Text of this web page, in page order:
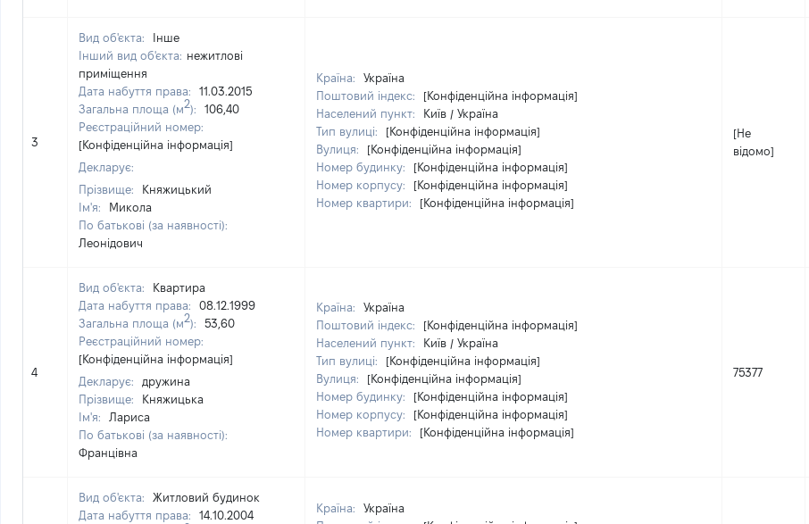
3
Вид об'єкта:
Інше
Інший вид об'єкта: нежитлові
приміщення
Дата набуття права:
11.03.2015
Загальна площа (м2):
106,40
Реєстраційний номер:
[Конфіденційна інформація]
Декларує:
Прізвище:
Княжицький
Ім'я:
Микола
По батькові (за наявності):
Леонідович
Країна:
Україна
Поштовий індекс:
[Конфіденційна інформація]
Населений пункт:
Київ / Україна
Тип вулиці:
[Конфіденційна інформація]
Вулиця:
[Конфіденційна інформація]
Номер будинку:
[Конфіденційна інформація]
Номер корпусу:
[Конфіденційна інформація]
Номер квартири:
[Конфіденційна інформація]
[Не
відомо]
4
Вид об'єкта:
Квартира
Дата набуття права:
08.12.1999
Загальна площа (м2):
53,60
Реєстраційний номер:
[Конфіденційна інформація]
Декларує:
дружина
Прізвище:
Княжицька
Ім'я:
Лариса
По батькові (за наявності):
Францівна
Країна:
Україна
Поштовий індекс:
[Конфіденційна інформація]
Населений пункт:
Київ / Україна
Тип вулиці:
[Конфіденційна інформація]
Вулиця:
[Конфіденційна інформація]
Номер будинку:
[Конфіденційна інформація]
Номер корпусу:
[Конфіденційна інформація]
Номер квартири:
[Конфіденційна інформація]
75377
Вид об'єкта:
Житловий будинок
Дата набуття права:
14.10.2004
Країна:
Україна